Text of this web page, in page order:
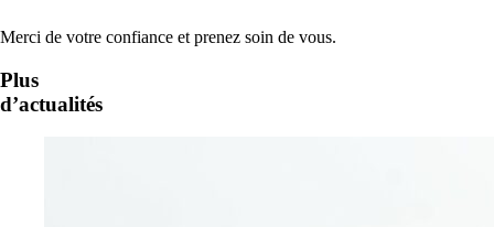
Merci de votre confiance et prenez soin de vous.
Plus
d’actualités